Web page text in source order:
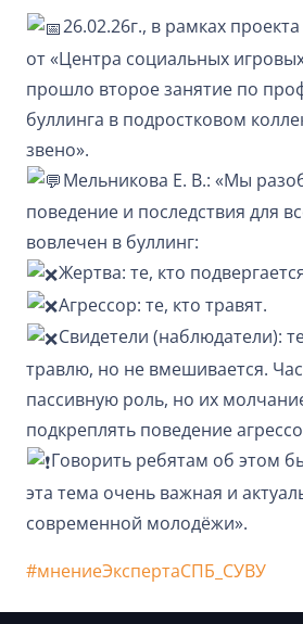
26.02.26г., в рамках
от «Центра социальных
прошло второе занятие по
буллинга в подростковом
звено».
Мельникова Е. В.: «Мы
поведение и последствия для
вовлечен в буллинг:
Жертва: те, кто
Агрессор: те, кто травят.
Свидетели (наблюдатели):
травлю, но не вмешивается.
пассивную роль, но их
подкреплять поведение
Говорить ребятам об этом
эта тема очень важная и
современной молодёжи».
#мнениеЭкспертаСПБ_СУВУ